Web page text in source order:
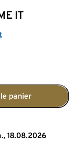
IT
panier
18.08.2026